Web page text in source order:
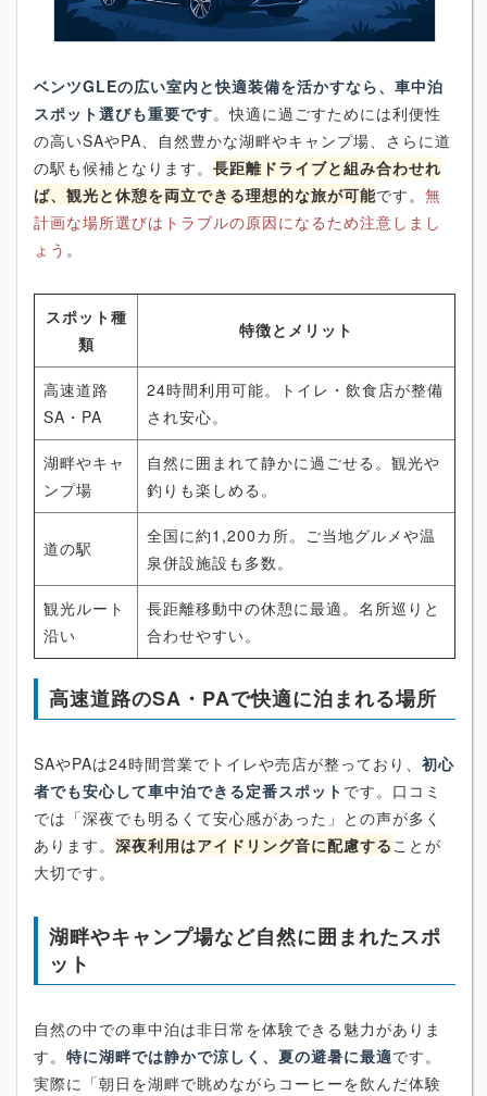
ベンツGLEの広い室内と快適装備を活かすなら、車中泊
スポット選びも重要です。快適に過ごすためには利便性
の高いSAやPA、自然豊かな湖畔やキャンプ場、さらに道
の駅も候補となります。 長距離ドライブと組み合わせれ
ば、観光と休憩を両立できる理想的な旅が可能です。 無
計画な場所選びはトラブルの原因になるため注意しまし
ょう 。
スポット種
類
特徴とメリット
高速道路
SA・PA
24時間利用可能。トイレ・飲食店が整備
され安心。
湖畔やキャ
ンプ場
自然に囲まれて静かに過ごせる。観光や
釣りも楽しめる。
道の駅
全国に約1,200カ所。ご当地グルメや温
泉併設施設も多数。
観光ルート
沿い
長距離移動中の休憩に最適。名所巡りと
合わせやすい。
高速道路のSA・PAで快適に泊まれる場所
SAやPAは24時間営業でトイレや売店が整っており、 初心
者でも安心して車中泊できる定番スポット です。口コミ
では「深夜でも明るくて安心感があった」との声が多く
あります。 深夜利用はアイドリング音に配慮することが
大切です。
湖畔やキャンプ場など自然に囲まれたスポ
ット
自然の中での車中泊は非日常を体験できる魅力がありま
す。 特に湖畔では静かで涼しく、夏の避暑に最適です。
実際に「朝日を湖畔で眺めながらコーヒーを飲んだ体験